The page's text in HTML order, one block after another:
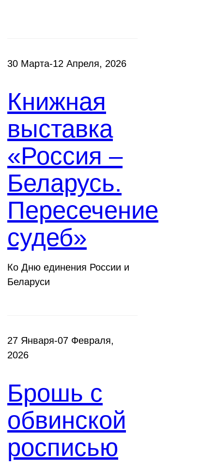
30 Марта-12 Апреля, 2026
Книжная
выставка
«Россия –
Беларусь.
Пересечение
судеб»
Ко Дню единения России и
Беларуси
27 Января-07 Февраля,
2026
Брошь с
обвинской
росписью